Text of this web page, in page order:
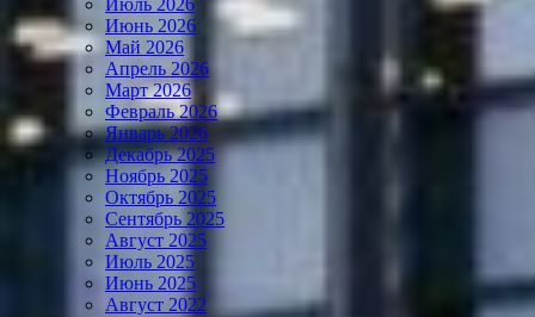
Июль 2026
Июнь 2026
Май 2026
Апрель 2026
Март 2026
Февраль 2026
Январь 2026
Декабрь 2025
Ноябрь 2025
Октябрь 2025
Сентябрь 2025
Август 2025
Июль 2025
Июнь 2025
Август 2022